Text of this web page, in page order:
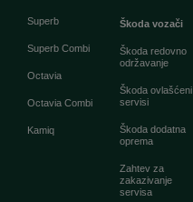
Superb
Superb Combi
Octavia
Octavia Combi
Kamiq
Škoda vozači
Škoda redovno
održavanje
Škoda ovlašćeni
servisi
Škoda dodatna
oprema
Zahtev za
zakazivanje
servisa